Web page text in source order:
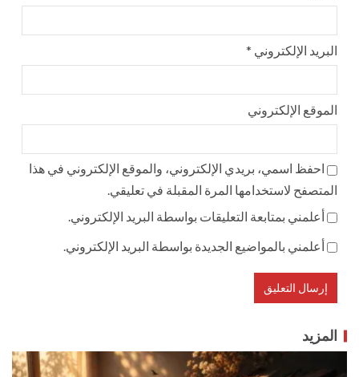
البريد الإلكتروني *
الموقع الإلكتروني
احفظ اسمي، بريدي الإلكتروني، والموقع الإلكتروني في هذا
المتصفح لاستخدامها المرة المقبلة في تعليقي.
أعلمني بمتابعة التعليقات بواسطة البريد الإلكتروني.
أعلمني بالمواضيع الجديدة بواسطة البريد الإلكتروني.
المزيد